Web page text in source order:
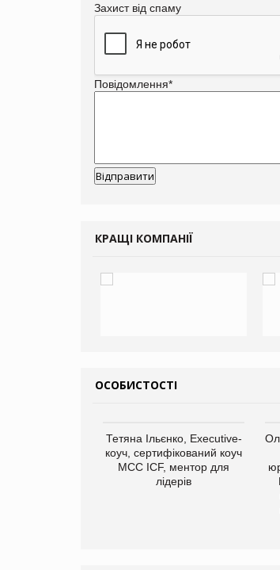
Захист від спаму
Повідомлення*
КРАЩІ КОМПАНІЇ
ОСОБИСТОСТІ
Тетяна Ільєнко, Executive-
коуч, сертифікований коуч
МСС ICF, ментор для
лідерів